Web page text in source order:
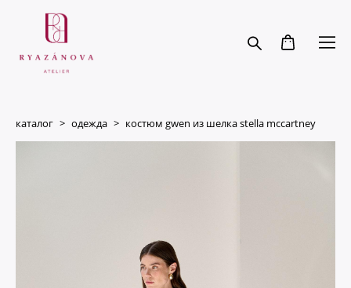
каталог > одежда > костюм gwen из шелка stella mccartney